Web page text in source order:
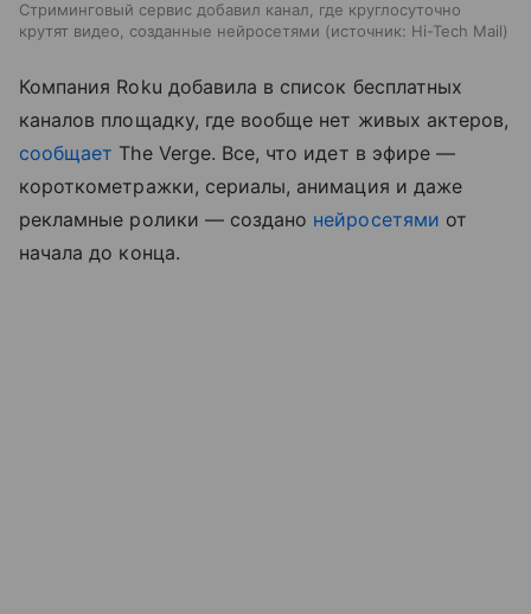
Стриминговый сервис добавил канал, где круглосуточно
крутят видео, созданные нейросетями
источник: Hi-Tech Mail
Компания Roku добавила в список бесплатных
каналов площадку, где вообще нет живых актеров,
сообщает The Verge. Все, что идет в эфире —
короткометражки, сериалы, анимация и даже
рекламные ролики — создано нейросетями от
начала до конца.